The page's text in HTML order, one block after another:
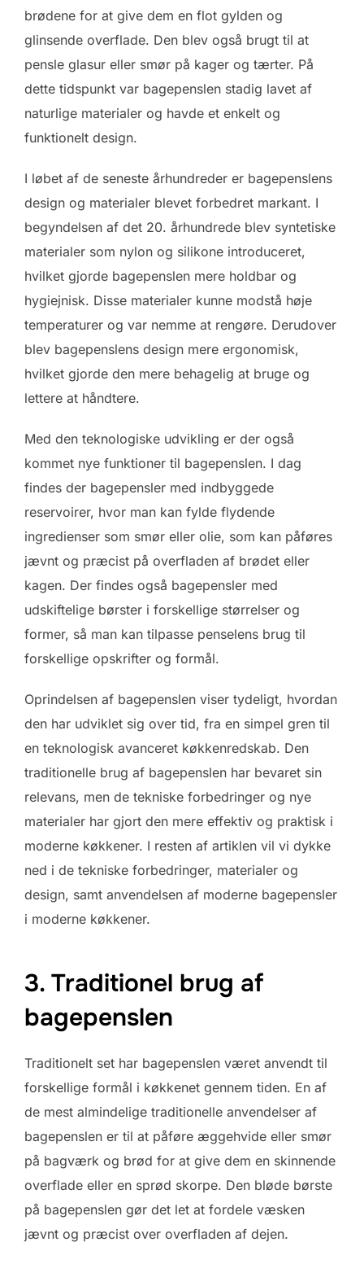
brødene for at give dem en flot gylden og
glinsende overflade. Den blev også brugt til at
pensle glasur eller smør på kager og tærter. På
dette tidspunkt var bagepenslen stadig lavet af
naturlige materialer og havde et enkelt og
funktionelt design.
I løbet af de seneste århundreder er bagepenslens
design og materialer blevet forbedret markant. I
begyndelsen af det 20. århundrede blev syntetiske
materialer som nylon og silikone introduceret,
hvilket gjorde bagepenslen mere holdbar og
hygiejnisk. Disse materialer kunne modstå høje
temperaturer og var nemme at rengøre. Derudover
blev bagepenslens design mere ergonomisk,
hvilket gjorde den mere behagelig at bruge og
lettere at håndtere.
Med den teknologiske udvikling er der også
kommet nye funktioner til bagepenslen. I dag
findes der bagepensler med indbyggede
reservoirer, hvor man kan fylde flydende
ingredienser som smør eller olie, som kan påføres
jævnt og præcist på overfladen af brødet eller
kagen. Der findes også bagepensler med
udskiftelige børster i forskellige størrelser og
former, så man kan tilpasse penselens brug til
forskellige opskrifter og formål.
Oprindelsen af bagepenslen viser tydeligt, hvordan
den har udviklet sig over tid, fra en simpel gren til
en teknologisk avanceret køkkenredskab. Den
traditionelle brug af bagepenslen har bevaret sin
relevans, men de tekniske forbedringer og nye
materialer har gjort den mere effektiv og praktisk i
moderne køkkener. I resten af artiklen vil vi dykke
ned i de tekniske forbedringer, materialer og
design, samt anvendelsen af moderne bagepensler
i moderne køkkener.
3. Traditionel brug af
bagepenslen
Traditionelt set har bagepenslen været anvendt til
forskellige formål i køkkenet gennem tiden. En af
de mest almindelige traditionelle anvendelser af
bagepenslen er til at påføre æggehvide eller smør
på bagværk og brød for at give dem en skinnende
overflade eller en sprød skorpe. Den bløde børste
på bagepenslen gør det let at fordele væsken
jævnt og præcist over overfladen af dejen.